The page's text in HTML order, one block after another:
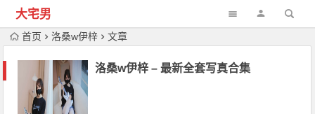
大宅男
首页 洛桑w伊梓 文章
洛桑w伊梓 – 最新全套写真合集